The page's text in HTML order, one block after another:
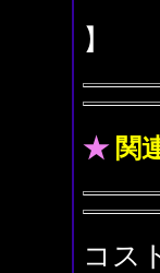
】
★ 関
コス